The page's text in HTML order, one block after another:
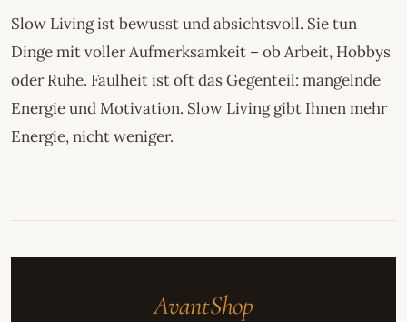
Slow Living ist bewusst und absichtsvoll. Sie tun
Dinge mit voller Aufmerksamkeit – ob Arbeit, Hobbys
oder Ruhe. Faulheit ist oft das Gegenteil: mangelnde
Energie und Motivation. Slow Living gibt Ihnen mehr
Energie, nicht weniger.
AvantShop